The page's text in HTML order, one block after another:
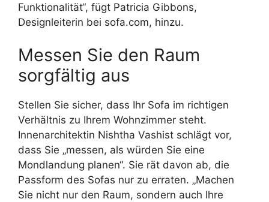
Funktionalität“, fügt Patricia Gibbons,
Designleiterin bei sofa.com, hinzu.
Messen Sie den Raum
sorgfältig aus
Stellen Sie sicher, dass Ihr Sofa im richtigen
Verhältnis zu Ihrem Wohnzimmer steht.
Innenarchitektin Nishtha Vashist schlägt vor,
dass Sie „messen, als würden Sie eine
Mondlandung planen“. Sie rät davon ab, die
Passform des Sofas nur zu erraten. „Machen
Sie nicht nur den Raum, sondern auch Ihre